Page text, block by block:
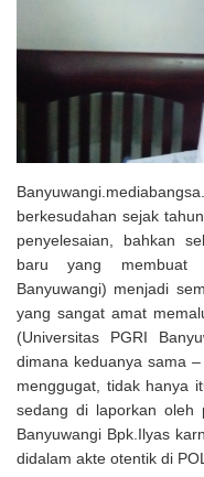
berkesudahan sejak
penyelesaian, bahkan
baru yang membuat
Banyuwangi) menjadi
yang sangat amat
(Universitas PGRI
dimana keduanya sama
menggugat, tidak hanya
sedang di laporkan oleh
Banyuwangi Bpk.Ilyas
didalam akte otentik di